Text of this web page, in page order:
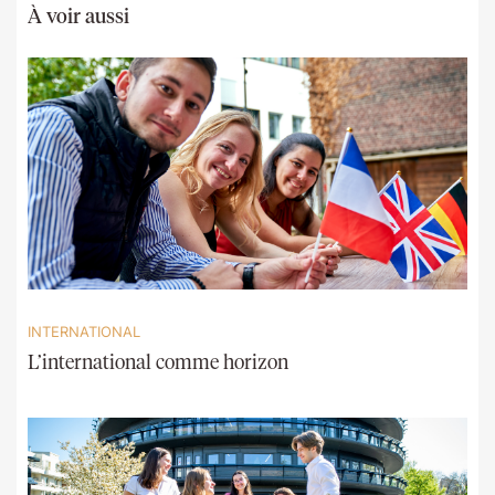
À voir aussi
INTERNATIONAL
L’international comme horizon